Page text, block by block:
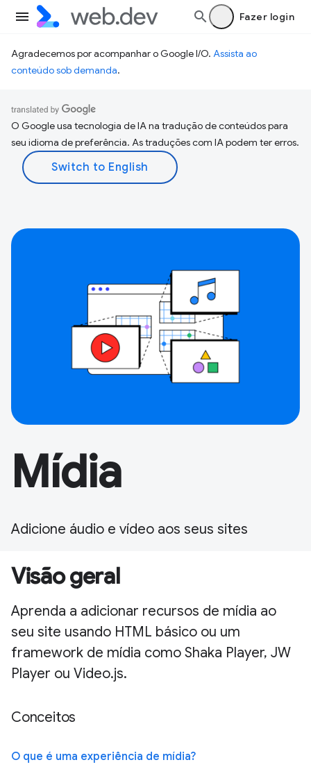
Fazer login
Agradecemos por acompanhar o Google I/O. Assista ao
conteúdo sob demanda.
O Google usa tecnologia de IA na tradução de conteúdos para
seu idioma de preferência. As traduções com IA podem ter erros.
Mídia
Adicione áudio e vídeo aos seus sites
Visão geral
Aprenda a adicionar recursos de mídia ao
seu site usando HTML básico ou um
framework de mídia como Shaka Player, JW
Player ou Video.js.
Conceitos
O que é uma experiência de mídia?